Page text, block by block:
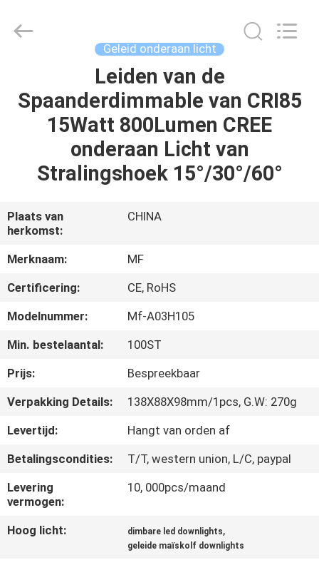
PRODUCTEN
VIDEO'S
OVER
ONS
FABRIEKSREIS
KWALITEITSCONTROLE
CONTACTEER
ONS
VERZOEK
OM EEN
CITAAT
SITEMAP
Co.,Ltd..
Geleid onderaan licht
Leiden van de
Spaanderdimmable van CRI85
15Watt 800Lumen CREE
onderaan Licht van
Stralingshoek 15°/30°/60°
Plaats van
herkomst:
CHINA
Merknaam:
MF
Certificering:
CE, RoHS
Modelnummer:
Mf-A03H105
Min. bestelaantal:
100ST
Prijs:
Bespreekbaar
Verpakking Details:
138X88X98mm/1pcs, G.W: 270g
Levertijd:
Hangt van orden af
Betalingscondities:
T/T, western union, L/C, paypal
Levering
vermogen:
10, 000pcs/maand
Hoog licht: dimbare led downlights,
geleide maïskolf downlights